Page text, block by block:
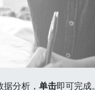
分析， 单击即可完成。